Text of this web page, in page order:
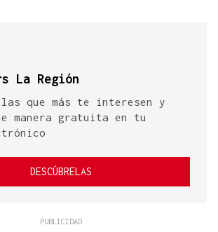
La Región
que más te interesen y
manera gratuita en tu
DESCÚBRELAS